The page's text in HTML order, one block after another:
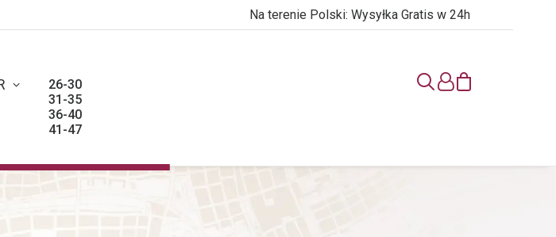
Na terenie Polski: Wysyłka Gratis w 24h
26-30
31-35
36-40
41-47